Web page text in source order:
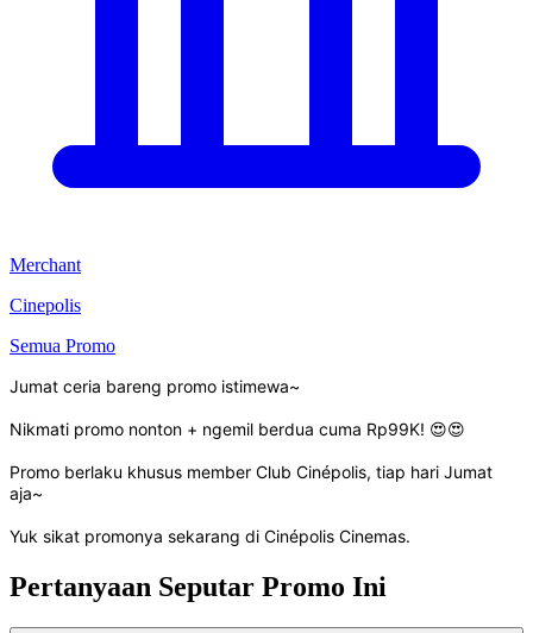
Merchant
Cinepolis
Semua Promo
Jumat ceria bareng promo istimewa~
Nikmati promo nonton + ngemil berdua cuma Rp99K! 😍😍
Promo berlaku khusus member Club Cinépolis, tiap hari Jumat
aja~
Yuk sikat promonya sekarang di Cinépolis Cinemas.
Pertanyaan Seputar Promo Ini